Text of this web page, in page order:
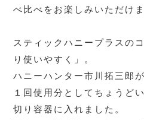
べ比べをお楽しみいただけま
スティックハニープラスの
り使いやすく」。
ハニーハンター市川拓三郎
１回使用分としてちょうど
切り容器に入れました。